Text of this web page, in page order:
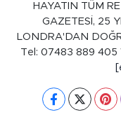
HAYATIN TÜM
GAZETESİ, 25
LONDRA'DAN
Tel: 07483 889 405